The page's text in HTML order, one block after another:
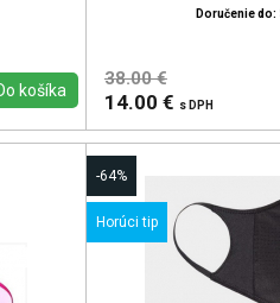
Doručenie
38.00 €
14.00 € s DPH
-64%
Horúci tip